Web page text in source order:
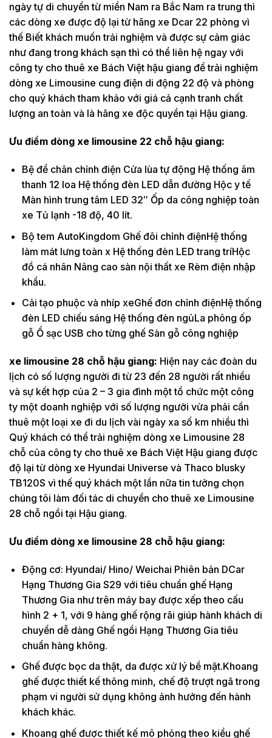
ngày tự di chuyển từ miền Nam ra Bắc Nam ra trung thì
các dòng xe được độ lại từ hãng xe Dcar 22 phòng vì
thế Biết khách muốn trải nghiệm và được sự cảm giác
như đang trong khách sạn thì có thể liên hệ ngay với
công ty cho thuê xe Bách Việt hậu giang để trải nghiệm
dòng xe Limousine cung điện di động 22 độ và phòng
cho quý khách tham khảo với giá cả cạnh tranh chất
lượng an toàn và là hãng xe độc quyền tại Hậu giang.
Ưu điểm dòng xe limousine 22 chỗ hậu giang:
Bệ để chân chỉnh điện Cửa lùa tự động Hệ thống âm
thanh 12 loa Hệ thống đèn LED dẫn đường Hộc y tế
Màn hình trung tâm LED 32″ Ốp da công nghiệp toàn
xe Tủ lạnh -18 độ, 40 lít.
Bộ tem AutoKingdom Ghế đôi chỉnh điệnHệ thống
làm mát lưng toàn x Hệ thống đèn LED trang tríHộc
đồ cá nhân Nâng cao sàn nội thất xe Rèm điện nhập
khẩu.
Cải tạo phuộc và nhíp xeGhế đơn chỉnh điệnHệ thống
đèn LED chiếu sáng Hệ thống đèn ngủLa phông ốp
gỗ Ổ sạc USB cho từng ghế Sàn gỗ công nghiệp
xe limousine 28 chỗ hậu giang: Hiện nay các đoàn du
lịch có số lượng người đi từ 23 đến 28 người rất nhiều
và sự kết hợp của 2 – 3 gia đình một tổ chức một công
ty một doanh nghiệp với số lượng người vừa phải cần
thuê một loại xe đi du lịch vài ngày xa số km nhiều thì
Quý khách có thể trải nghiệm dòng xe Limousine 28
chỗ của công ty cho thuê xe Bách Việt Hậu giang được
độ lại từ dòng xe Hyundai Universe và Thaco blusky
TB120S vì thế quý khách một lần nữa tin tưởng chọn
chúng tôi làm đối tác di chuyển cho thuê xe Limousine
28 chỗ ngồi tại Hậu giang.
Ưu điểm dòng xe limousine 28 chỗ hậu giang:
Động cơ: Hyundai/ Hino/ Weichai Phiên bản DCar
Hạng Thương Gia S29 với tiêu chuẩn ghế Hạng
Thương Gia như trên máy bay được xếp theo cấu
hình 2 + 1, với 9 hàng ghế rộng rãi giúp hành khách di
chuyển dễ dàng Ghế ngồi Hạng Thương Gia tiêu
chuẩn hàng không.
Ghế được bọc da thật, da được xử lý bề mặt.Khoang
ghế được thiết kế thông minh, chế độ trượt ngã trong
phạm vi người sử dụng không ảnh hưởng đến hành
khách khác.
Khoang ghế được thiết kế mô phỏng theo kiểu ghế